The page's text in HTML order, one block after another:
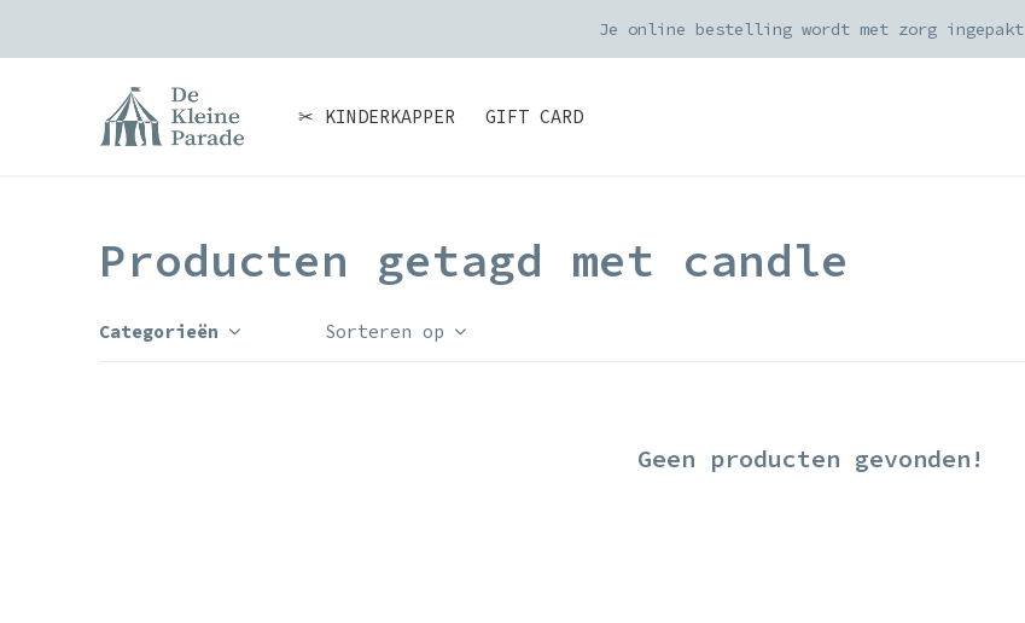
✂ KINDERKAPPER GIFT CARD
Je online bestelling wordt met zorg ingepakt
Producten getagd met candle
Categorieën Sorteren op
Geen producten gevonden!